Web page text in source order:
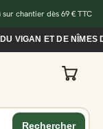
chantier dès 69 € TTC
DE NÎMES